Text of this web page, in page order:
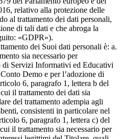
relativo alla protezione delle
al trattamento dei dati personali,
di tali dati e che abroga la
«GDPR»).
dei Suoi dati personali è: a.
sia necessario per
di Servizi Informativi ed Educativi
Demo e per l’adozione di
6, paragrafo 1, lettera b del
il trattamento dei dati sia
del trattamento adempia agli
consistenti in particolare nel
6, paragrafo 1, lettera c) del
il trattamento sia necessario per